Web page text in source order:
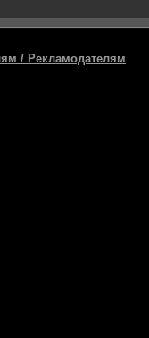
/ Рекламодателям